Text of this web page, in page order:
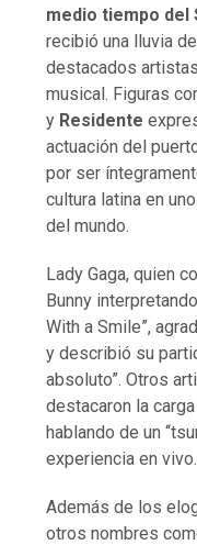
medio tiempo del
recibió una lluvia
destacados
musical. Figuras
y Residente
actuación del
por ser
cultura latina en
del mundo.
Lady Gaga, quien
Bunny
With a Smile”,
y describió su
absoluto”. Otros
destacaron la
hablando de un
experiencia en vivo.
Además de los
otros nombres